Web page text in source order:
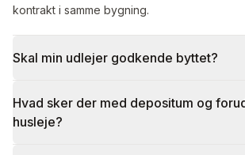
kontrakt i samme bygning.
Skal min udlejer godkende byttet?
Hvad sker der med depositum og
husleje?